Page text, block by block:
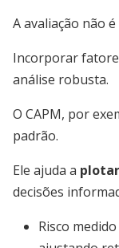
A avaliação não
Incorporar
análise robusta.
O CAPM, por
padrão.
Ele ajuda a
decisões
Risco